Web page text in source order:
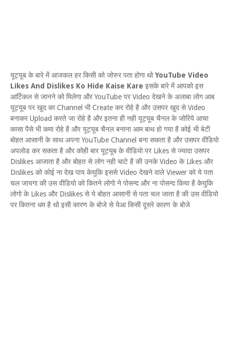
यूट्यूब के बारे में आजकल हर किसी को जोरुर पता होगा थोYouTube Video
Likes And Dislikes Ko Hide Kaise Kare इसके बारे में आपको इस
आर्टिकल से जानने को मिलेगा और YouTube पर Video देखने के अलाबा लोग आब
यूट्यूब पर खुद का Channel भी Create कर रोहे है और उसपर खुद से Video
बनाकर Upload करते जा रोहे है और इतना ही नही यूट्यूब चैनल के जोरिये आचा
कासा पैसे भी कमा रोहे है और यूट्यूब चैनल बनाना आम बाथ हो गया है कोई भी बेटी
बोहत आसानी के साथ अपना YouTube Channel बना सकता है और उसपर वीडियो
अपलोड कर सकता है और कोही बार यूट्यूब के वीडियो पर Likes से ज्यादा उसपर
Dislikes आजाता है और बोहत से लोग नही चाटे है की उनके Video के Likes और
Dislikes को कोई ना देख पाय केयुकि इससे Video देखने वाले Viewer को ये पता
चल जायगा की उस वीडियो को कितने लोगो ने पोसन्द और ना पोसन्द किया है केयुकि
लोगो के Likes और Dislikes से ये बोहत आसानी से पता चल जाता है की उस वीडियो
पर कितना धम है थो इसी कारण के बोजे से येआ किसी दूसरे कारण के बोजे